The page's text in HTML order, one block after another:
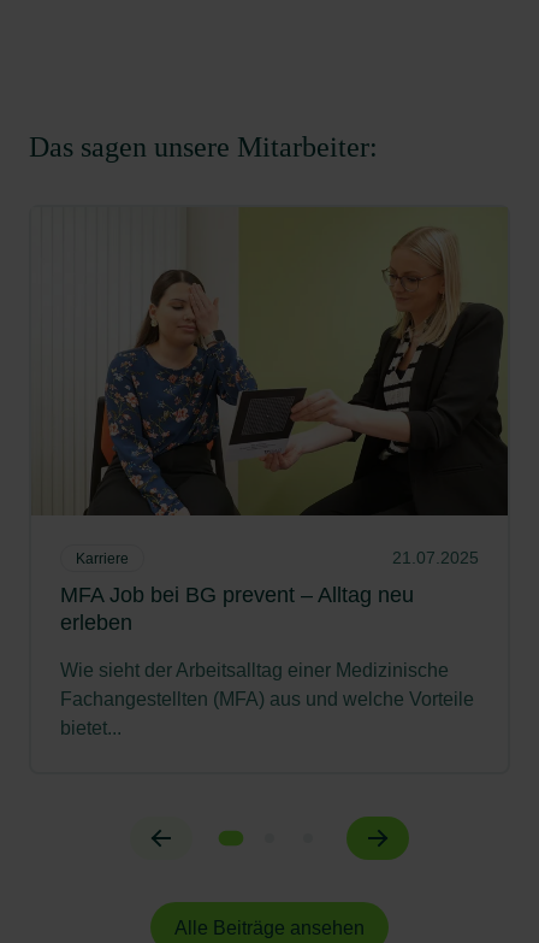
Das sagen unsere Mitarbeiter:
Karriere 21.07.2025
MFA Job bei BG prevent – Alltag neu
erleben
Wie sieht der Arbeitsalltag einer Medizinische
Fachangestellten (MFA) aus und welche Vorteile
bietet...
Alle Beiträge ansehen